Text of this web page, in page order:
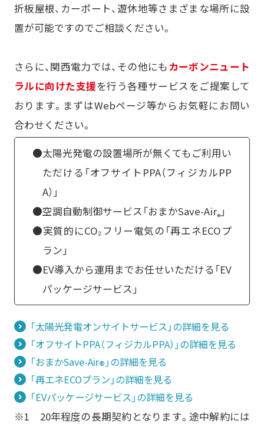
折板屋根、カーポート、遊休地等さまざまな場所に設
置が可能ですのでご相談ください。
さらに、関西電力では、その他にも カーボンニュート
ラルに向けた支援を行う各種サービスをご提案して
おります。まずはWebページ等からお気軽にお問い
合わせください。
●太陽光発電の設置場所が無くてもご利用い
ただける「オフサイトPPA（フィジカルPP
A）」
●空調自動制御サービス「おまかSave-Air®」
●実質的にCO₂フリー電気の「再エネECOプ
ラン」
●EV導入から運用までお任せいただける「EV
パッケージサービス」
「太陽光発電オンサイトサービス」の詳細を見る
「オフサイトPPA（フィジカルPPA）」の詳細を見る
「おまかSave-Air®」の詳細を見る
「再エネECOプラン」の詳細を見る
「EVパッケージサービス」の詳細を見る
※1 20年程度の長期契約となります。途中解約には